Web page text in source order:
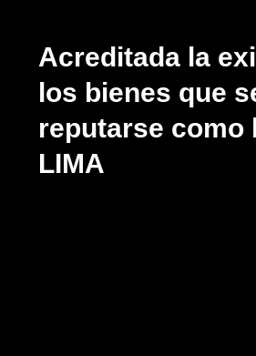
Acreditada la
los bienes que
reputarse como
LIMA